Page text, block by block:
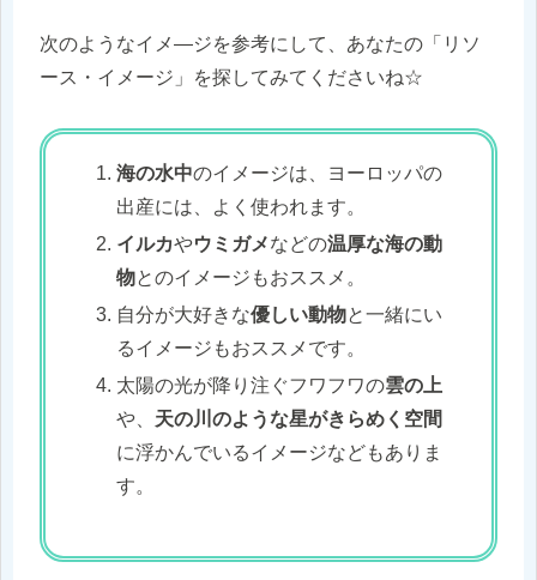
次のようなイメ―ジを参考にして、あなたの「リソ
ース・イメージ」を探してみてくださいね☆
海の水中のイメージは、ヨーロッパの
出産には、よく使われます。
イルカやウミガメなどの温厚な海の動
物とのイメージもおススメ。
自分が大好きな優しい動物と一緒にい
るイメージもおススメです。
太陽の光が降り注ぐフワフワの雲の上
や、 天の川のような星がきらめく空間
に浮かんでいるイメージなどもありま
す。